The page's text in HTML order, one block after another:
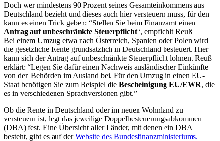
Doch wer mindestens 90 Prozent seines Gesamteinkommens aus
Deutschland bezieht und dieses auch hier versteuern muss, für den
kann es einen Trick geben: “Stellen Sie beim Finanzamt einen
Antrag auf unbeschränkte Steuerpflicht“, empfiehlt Reuß.
Bei einem Umzug etwa nach Österreich, Spanien oder Polen wird
die gesetzliche Rente grundsätzlich in Deutschland besteuert. Hier
kann sich der Antrag auf unbeschränkte Steuerpflicht lohnen. Reuß
erklärt: “Legen Sie dafür einen Nachweis ausländischer Einkünfte
von den Behörden im Ausland bei. Für den Umzug in einen EU-
Staat benötigen Sie zum Beispiel die Bescheinigung EU/EWR, die
es in verschiedenen Sprachversionen gibt.”
Ob die Rente in Deutschland oder im neuen Wohnland zu
versteuern ist, legt das jeweilige Doppelbesteuerungsabkommen
(DBA) fest. Eine Übersicht aller Länder, mit denen ein DBA
besteht, gibt es auf derWebsite des Bundesfinanzministeriums.